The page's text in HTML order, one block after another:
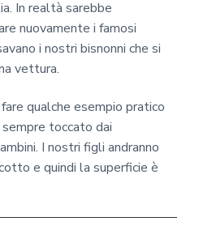
In realtà sarebbe
nuovamente i famosi
i nostri bisnonni che si
vettura.
qualche esempio pratico
toccato dai
I nostri figli andranno
e quindi la superficie è